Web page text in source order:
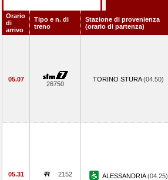
Orario
di
arrivo
Tipo e n. di
treno
Stazione di provenienza
(orario di partenza)
05.07
26750
TORINO STURA(04.50)
05.31 2152 ALESSANDRIA(04.25)